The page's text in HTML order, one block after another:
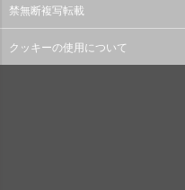
禁無断複写転載
クッキーの使用について